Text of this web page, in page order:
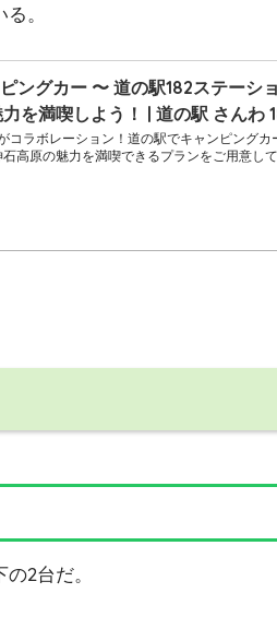
。
ングカー 〜 道の駅182ステーシ
を満喫しよう！ | 道の駅 さんわ
コラボレーション！道の駅でキャンピング
高原の魅力を満喫できるプランをご用意して
2台だ。